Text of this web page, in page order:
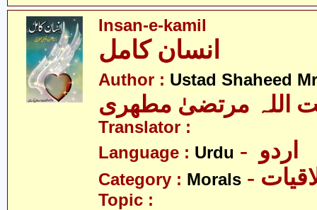
Insan-e-kamil
Author : Ustad Shaheed
اللہ مرتضیٰ مطھری
Translator :
Language : Urdu
Category : Morals
Topic :